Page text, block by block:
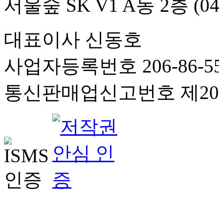
서울숲 SK V1 A동 2층
대표이사 신동호
사업자등록번호 206-86-
통신판매업신고번호 제